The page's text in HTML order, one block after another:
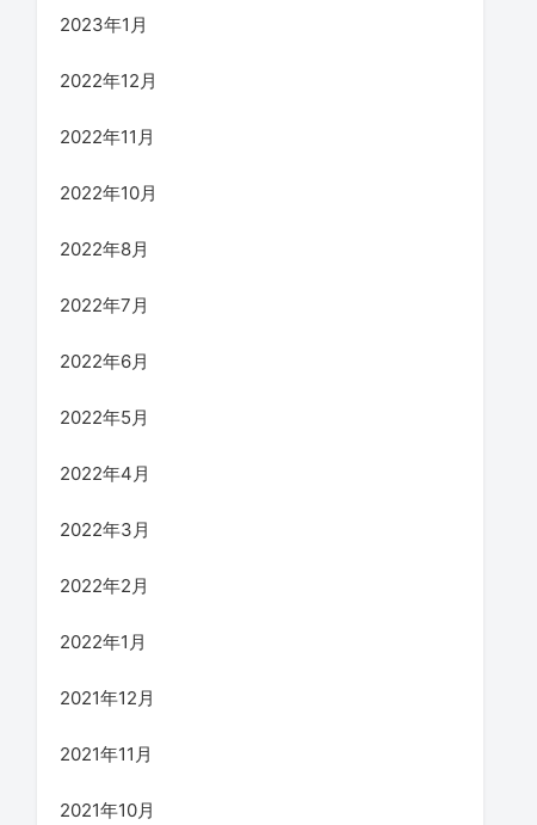
2023年1月
2022年12月
2022年11月
2022年10月
2022年8月
2022年7月
2022年6月
2022年5月
2022年4月
2022年3月
2022年2月
2022年1月
2021年12月
2021年11月
2021年10月